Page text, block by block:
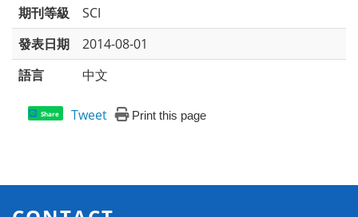
期刊等級
SCI
發表日期
2014-08-01
語言
中文
Share Tweet Print this page